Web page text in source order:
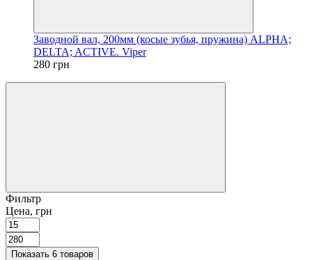
Заводной вал, 200мм (косые зубья, пружина) ALPHA;
DELTA; ACTIVE. Viper
280 грн
Фильтр
Цена, грн
Показать 6 товаров